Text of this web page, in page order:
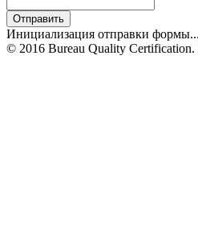
Отправить
Инициализация отправки формы...
© 2016 Bureau Quality